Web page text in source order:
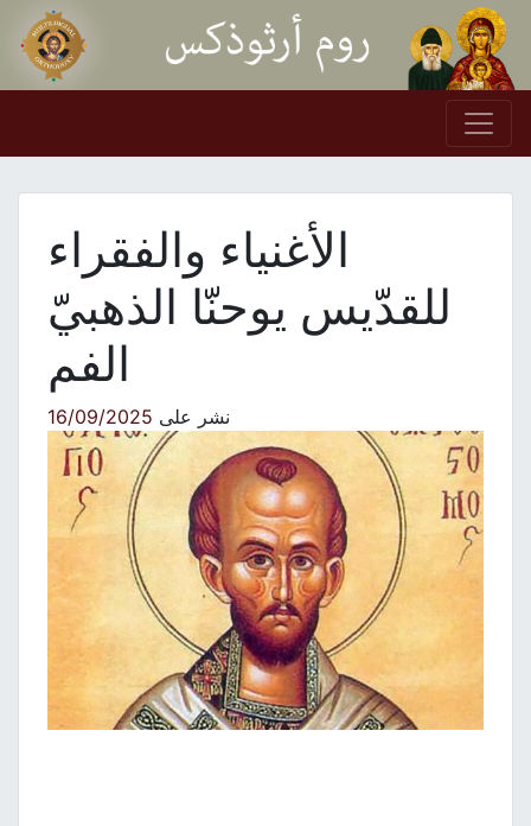
Skip to content
Main Navigation
الأغنياء والفقراء
للقدّيس يوحنّا الذهبيّ
الفم
نشر على16/09/2025